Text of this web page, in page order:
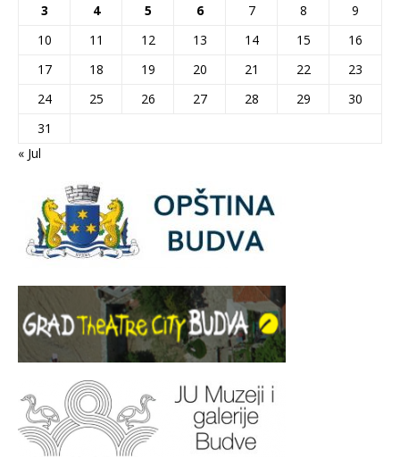
3
4 5 6 7 8
9
10
11 12 13 14 15
16
17
18 19 20 21 22
23
24
25 26 27 28 29
30
31
« Jul